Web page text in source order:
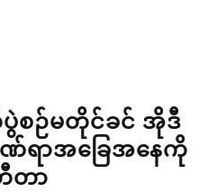
ပွဲစဉ်မတိုင်ခင် အိုဒီ
ရာအခြေအနေကို
တာ